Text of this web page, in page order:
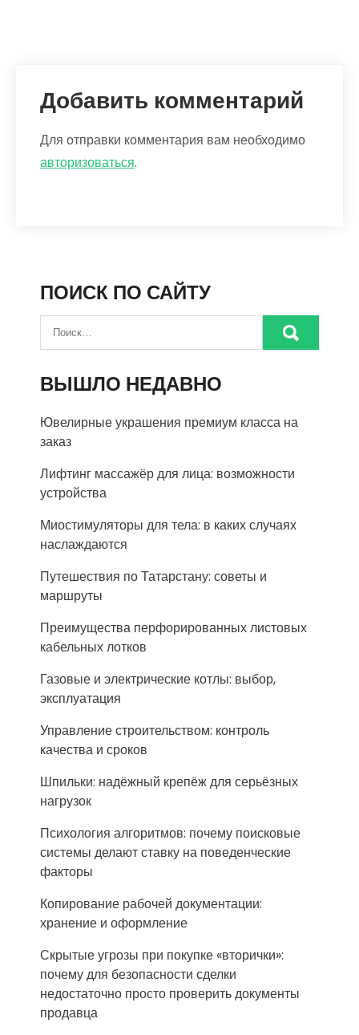
Добавить комментарий
Для отправки комментария вам необходимо
авторизоваться.
ПОИСК ПО САЙТУ
ВЫШЛО НЕДАВНО
Ювелирные украшения премиум класса на
заказ
Лифтинг массажёр для лица: возможности
устройства
Миостимуляторы для тела: в каких случаях
наслаждаются
Путешествия по Татарстану: советы и
маршруты
Преимущества перфорированных листовых
кабельных лотков
Газовые и электрические котлы: выбор,
эксплуатация
Управление строительством: контроль
качества и сроков
Шпильки: надёжный крепёж для серьёзных
нагрузок
Психология алгоритмов: почему поисковые
системы делают ставку на поведенческие
факторы
Копирование рабочей документации:
хранение и оформление
Скрытые угрозы при покупке «вторички»:
почему для безопасности сделки
недостаточно просто проверить документы
продавца